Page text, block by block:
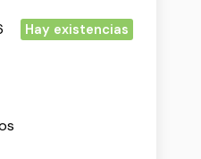
Hay existencias